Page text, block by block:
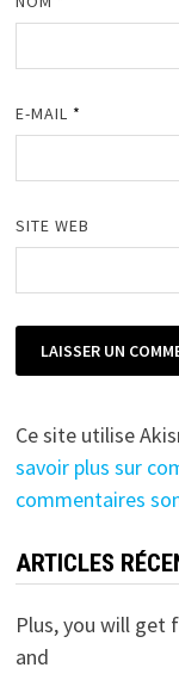
E-MAIL *
SITE WEB
Ce site utilise
savoir plus sur
commentaires
ARTICLES
Plus, you will get
and